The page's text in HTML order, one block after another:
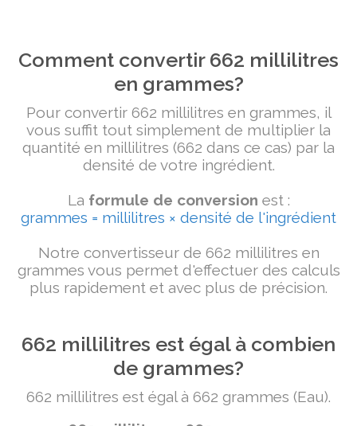
Comment convertir 662 millilitres
en grammes?
Pour convertir 662 millilitres en grammes, il
vous suffit tout simplement de multiplier la
quantité en millilitres (662 dans ce cas) par la
densité de votre ingrédient.
La formule de conversion est :
grammes = millilitres × densité de l'ingrédient
Notre convertisseur de 662 millilitres en
grammes vous permet d'effectuer des calculs
plus rapidement et avec plus de précision.
662 millilitres est égal à combien
de grammes?
662 millilitres est égal à 662 grammes (Eau).